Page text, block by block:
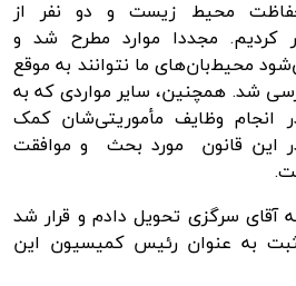
محیط زیست و دو نفر از
کردیم. مجددا موارد مطرح شد و
محیط‌بان‌های ما نتوانند به موقع
شد. همچنین، سایر مواردی که به
انجام وظایف مأموریتی‌شان کمک
این قانون مورد بحث و موافقت
سرگزی تحویل دادم و قرار شد
به عنوان رئیس کمیسیون این